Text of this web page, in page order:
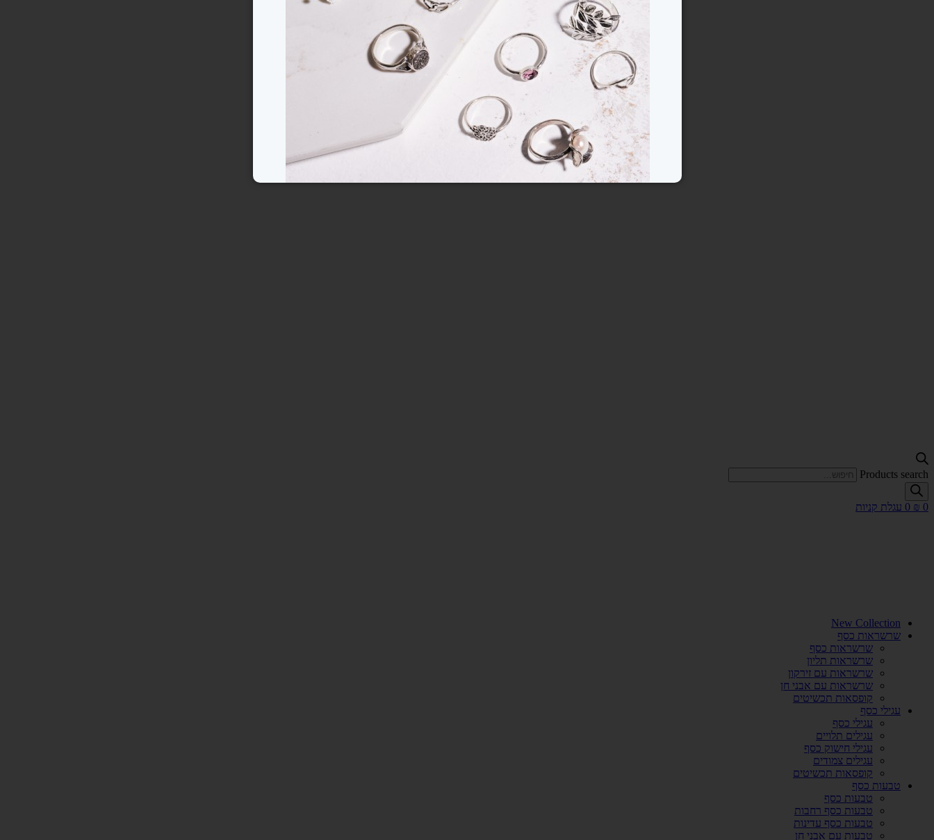
Products search
₪ 0
0 עגלת קניות
New Collection
שרשראות כסף
שרשראות כסף
שרשראות תליון
שרשראות עם זירקון
שרשראות עם אבני חן
קופסאות תכשיטים
עגילי כסף
עגילי כסף
עגילים תלויים
עגילי חישוק כסף
עגילים צמודים
קופסאות תכשיטים
טבעות כסף
טבעות כסף
טבעות כסף רחבות
טבעות כסף עדינות
טבעות עם אבני חן